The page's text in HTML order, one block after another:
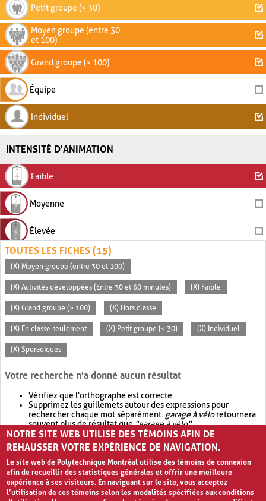
Petit groupe (< 30)
Moyen groupe (entre 30
et 100)
Grand groupe (> 100)
Équipe
Individuel
INTENSITÉ D'ANIMATION
Faible
Moyenne
Élevée
TOUTES LES FICHES (15)
(X) Moyen groupe (entre 30 et 100)
(X) Activités développées (Entre 30 et 60 minutes) (X) Faible
(X) Grand groupe (> 100) (X) Hors classe
(X) En classe seulement (X) Petit groupe (< 30) (X) Individuel
(X) Sporadiques
Votre recherche n'a donné aucun résultat
Vérifiez que l'orthographe est correcte.
Supprimez les guillemets autour des expressions pour
rechercher chaque mot séparément. garage à véloretournera
souvent plus de résultat que"garage à vélo".
Envisagez d'élargir votre recherche avec OR.garage OR vélo
retournera souvent plus de résultat quegarage à vélo
NOTRE SITE WEB UTILISE DES TÉMOINS AFIN DE
REHAUSSER VOTRE EXPÉRIENCE DE NAVIGATION.
Le site web de Polytechnique Montréal utilise des témoins de connexion
afin de recueillir des statistiques générales et offrir une meilleure
expérience à ses visiteurs. En naviguant sur le site, vous acceptez
l’utilisation de ces témoins selon les modalités spécifiées aux conditions